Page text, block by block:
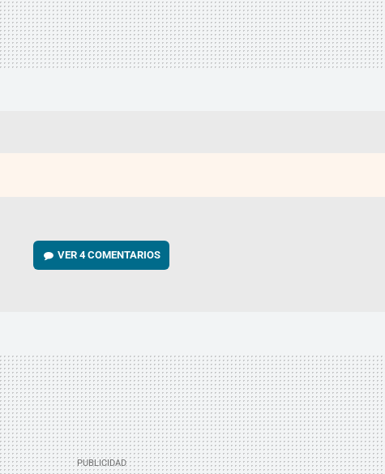
VER4 COMENTARIOS